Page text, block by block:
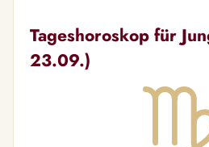
Tageshoroskop für
23.09.)